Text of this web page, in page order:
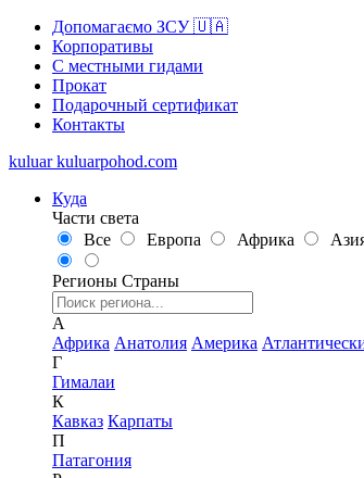
Допомагаємо ЗСУ 🇺🇦
Корпоративы
С местными гидами
Прокат
Подарочный сертификат
Контакты
kuluar kuluarpohod.com
Куда
Части света
Все
Европа Африка
Регионы Страны
А
Африка Анатолия Америка
Г
Гималаи
К
Кавказ Карпаты
П
Патагония